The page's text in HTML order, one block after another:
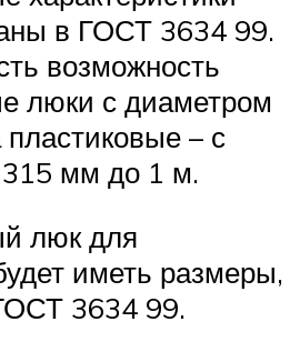
в ГОСТ 3634 99.
возможность
люки с диаметром
– с
мм до 1 м.
люк для
иметь размеры,
3634 99.